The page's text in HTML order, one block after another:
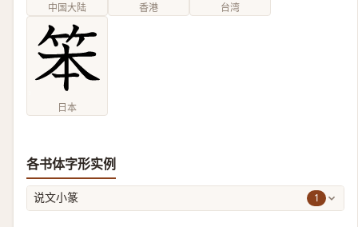
中国大陆 香港 台湾
日本
各书体字形实例
说文小篆 1